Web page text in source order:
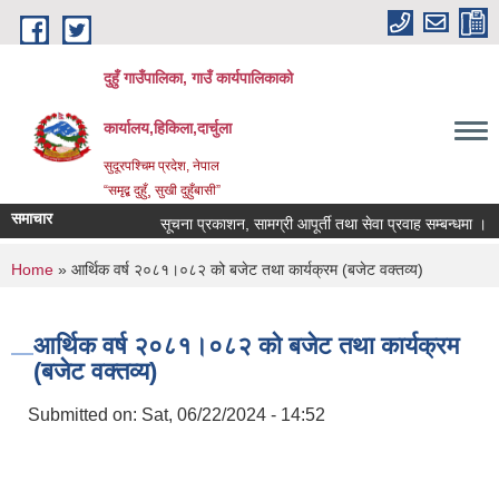
Skip to main content
दुहुँ गाउँपालिका, गाउँ कार्यपालिकाको
कार्यालय,हिकिला,दार्चुला
सुदूरपश्चिम प्रदेश, नेपाल
“समृद्ब दुहुँ¸ सुखी दुहुँबासी”
समाचार सूचना प्रकाशन, सामग्री आपूर्ती तथा सेवा प्रवाह सम्बन्धमा ।
You are here
Home » आर्थिक वर्ष २०८१।०८२ को बजेट तथा कार्यक्रम (बजेट वक्तव्य)
आर्थिक वर्ष २०८१।०८२ को बजेट तथा कार्यक्रम
(बजेट वक्तव्य)
Submitted on: Sat, 06/22/2024 - 14:52